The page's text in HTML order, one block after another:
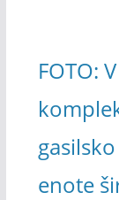
FOTO:
enote